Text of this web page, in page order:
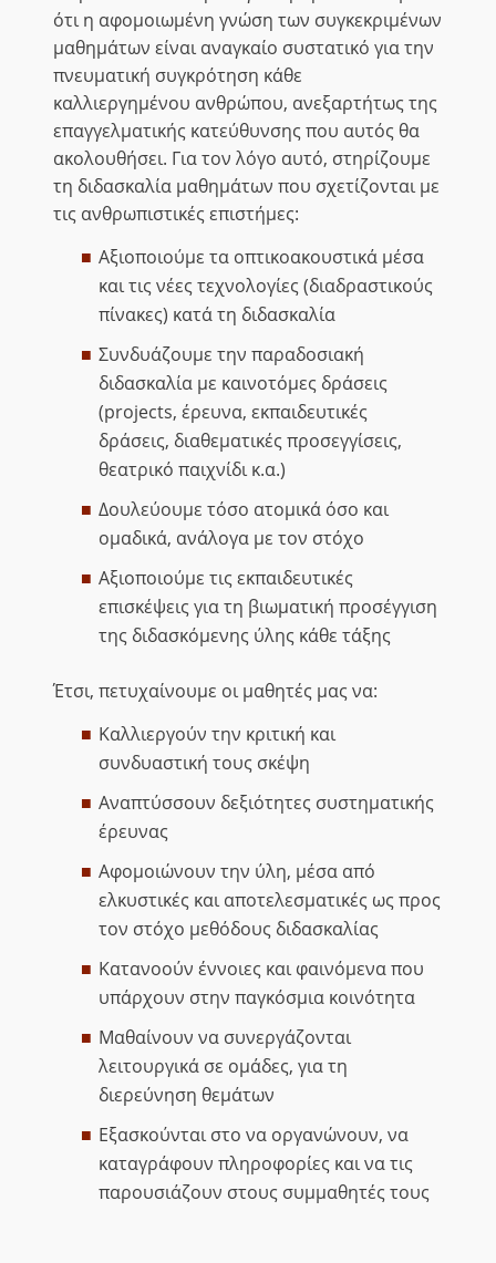
ότι η αφομοιωμένη γνώση των συγκεκριμένων
μαθημάτων είναι αναγκαίο συστατικό για την
πνευματική συγκρότηση κάθε
καλλιεργημένου ανθρώπου, ανεξαρτήτως της
επαγγελματικής κατεύθυνσης που αυτός θα
ακολουθήσει. Για τον λόγο αυτό, στηρίζουμε
τη διδασκαλία μαθημάτων που σχετίζονται με
τις ανθρωπιστικές επιστήμες:
Αξιοποιούμε τα οπτικοακουστικά μέσα
και τις νέες τεχνολογίες (διαδραστικούς
πίνακες) κατά τη διδασκαλία
Συνδυάζουμε την παραδοσιακή
διδασκαλία με καινοτόμες δράσεις
(projects, έρευνα, εκπαιδευτικές
δράσεις, διαθεματικές προσεγγίσεις,
θεατρικό παιχνίδι κ.α.)
Δουλεύουμε τόσο ατομικά όσο και
ομαδικά, ανάλογα με τον στόχο
Αξιοποιούμε τις εκπαιδευτικές
επισκέψεις για τη βιωματική προσέγγιση
της διδασκόμενης ύλης κάθε τάξης
Έτσι, πετυχαίνουμε οι μαθητές μας να:
Καλλιεργούν την κριτική και
συνδυαστική τους σκέψη
Αναπτύσσουν δεξιότητες συστηματικής
έρευνας
Αφομοιώνουν την ύλη, μέσα από
ελκυστικές και αποτελεσματικές ως προς
τον στόχο μεθόδους διδασκαλίας
Κατανοούν έννοιες και φαινόμενα που
υπάρχουν στην παγκόσμια κοινότητα
Μαθαίνουν να συνεργάζονται
λειτουργικά σε ομάδες, για τη
διερεύνηση θεμάτων
Εξασκούνται στο να οργανώνουν, να
καταγράφουν πληροφορίες και να τις
παρουσιάζουν στους συμμαθητές τους